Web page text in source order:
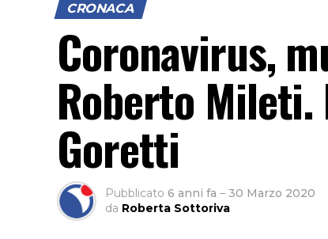
CRONACA
Coronavirus,
Roberto Mileti.
Goretti
Pubblicato 6 anni fa – 30 Marzo 2020
da Roberta Sottoriva